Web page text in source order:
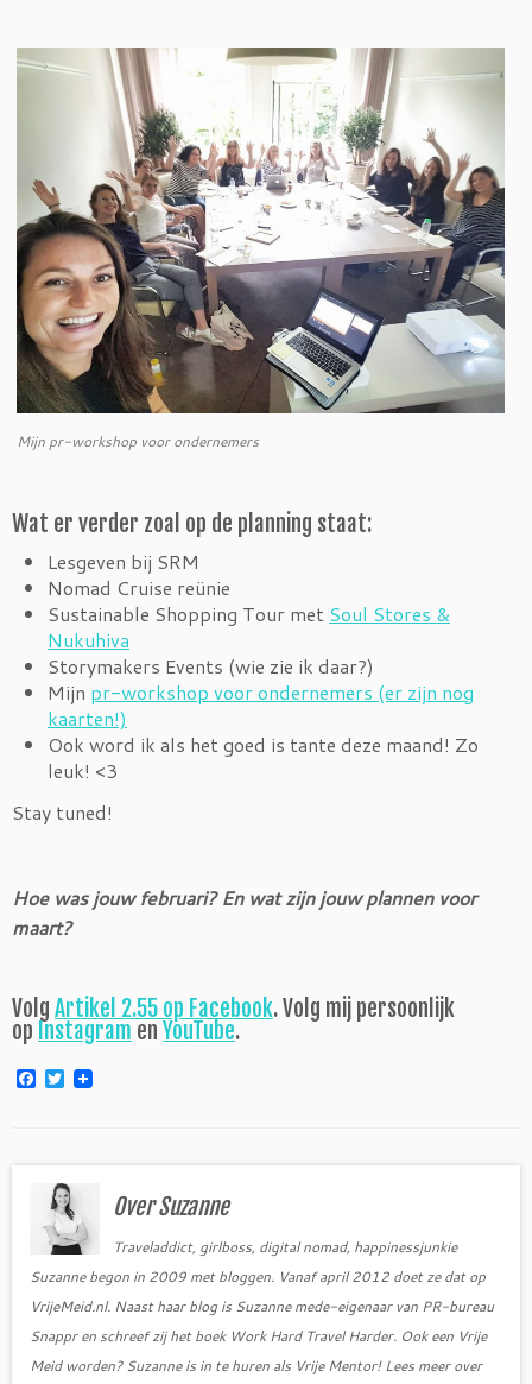
Mijn pr-workshop voor ondernemers
Wat er verder zoal op de planning staat:
Lesgeven bij SRM
Nomad Cruise reünie
Sustainable Shopping Tour met Soul Stores &
Nukuhiva
Storymakers Events (wie zie ik daar?)
Mijn pr-workshop voor ondernemers (er zijn nog
kaarten!)
Ook word ik als het goed is tante deze maand! Zo
leuk! <3
Stay tuned!
Hoe was jouw februari? En wat zijn jouw plannen voor
maart?
Volg Artikel 2.55 op Facebook. Volg mij persoonlijk
op Instagram en YouTube.
F
o
T
w
e
r
Over Suzanne
Traveladdict, girlboss, digital nomad, happinessjunkie
Suzanne begon in 2009 met bloggen. Vanaf april 2012 doet ze dat op
VrijeMeid.nl. Naast haar blog is Suzanne mede-eigenaar van PR-bureau
Snappr en schreef zij het boek Work Hard Travel Harder. Ook een Vrije
Meid worden? Suzanne is in te huren als Vrije Mentor! Lees meer over